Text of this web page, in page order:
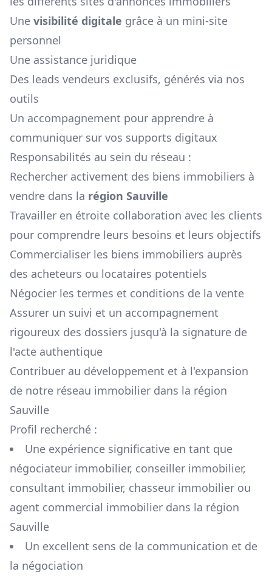
Une visibilité digitale grâce à un mini-site
personnel
Une assistance juridique
Des leads vendeurs exclusifs, générés via nos
outils
Un accompagnement pour apprendre à
communiquer sur vos supports digitaux
Responsabilités au sein du réseau :
Rechercher activement des biens immobiliers à
vendre dans la région Sauville
Travailler en étroite collaboration avec les clients
pour comprendre leurs besoins et leurs objectifs
Commercialiser les biens immobiliers auprès
des acheteurs ou locataires potentiels
Négocier les termes et conditions de la vente
Assurer un suivi et un accompagnement
rigoureux des dossiers jusqu'à la signature de
l'acte authentique
Contribuer au développement et à l'expansion
de notre réseau immobilier dans la région
Sauville
Profil recherché :
Une expérience significative en tant que
négociateur immobilier, conseiller immobilier,
consultant immobilier, chasseur immobilier ou
agent commercial immobilier dans la région
Sauville
Un excellent sens de la communication et de
la négociation